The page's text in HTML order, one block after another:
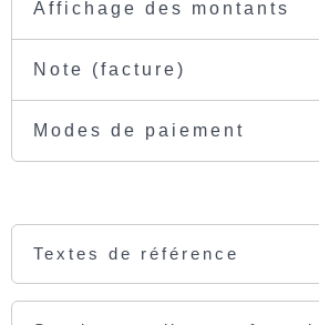
Affichage des montants
Note (facture)
Modes de paiement
Textes de référence